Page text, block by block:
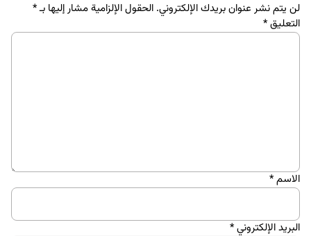
لن يتم نشر عنوان بريدك الإلكتروني. الحقول الإلزامية مشار إليها بـ*
التعليق*
الاسم*
البريد الإلكتروني*